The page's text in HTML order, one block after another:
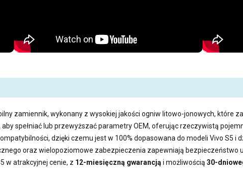
zamiennik, wykonany z wysokiej jakości ogniw litowo-jonowych, które
spełniać lub przewyższać parametry OEM, oferując rzeczywistą
dzięki czemu jest w 100% dopasowana do modeli Vivo S5 i
oraz wielopoziomowe zabezpieczenia zapewniają bezpieczeństwo
w atrakcyjnej cenie, z 12-miesięczną gwarancją i możliwością 30-